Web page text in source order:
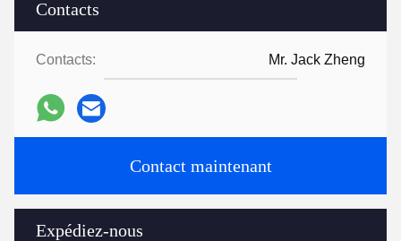
Contacts
Contacts: Mr. Jack Zheng
Contact maintenant
Expédiez-nous